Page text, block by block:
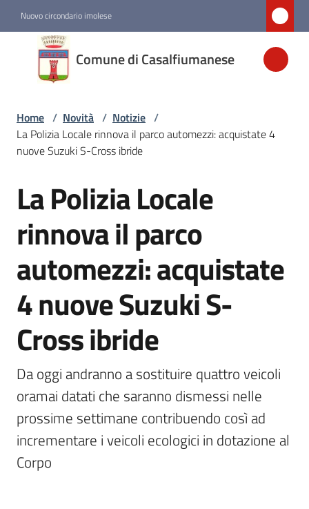
Nuovo circondario imolese
Comune di Casalfiumanese
Comune di
Casalfiumanese
Amministrazione
Casalfiumanese
Servizi
on-
line
Tutti
Home / Novità / Notizie /
La Polizia Locale rinnova il parco automezzi: acquistate 4
nuove Suzuki S-Cross ibride
Salta al contenuto
La Polizia Locale
rinnova il parco
automezzi: acquistate
4 nuove Suzuki S-
Cross ibride
Da oggi andranno a sostituire quattro veicoli
oramai datati che saranno dismessi nelle
prossime settimane contribuendo così ad
incrementare i veicoli ecologici in dotazione al
Corpo